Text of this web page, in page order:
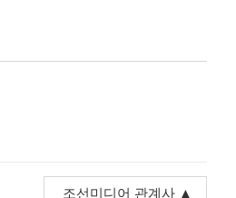
조선미디어 관계사